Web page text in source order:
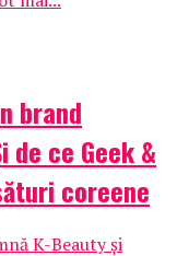
brand
de ce Geek &
coreene
K-Beauty și